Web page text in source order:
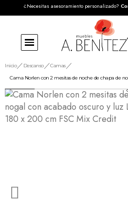
¿Necesitas asesoramiento personalizado?
Inicio Descanso
Camas
Cama Norlen con 2 mesitas de noche de chapa de